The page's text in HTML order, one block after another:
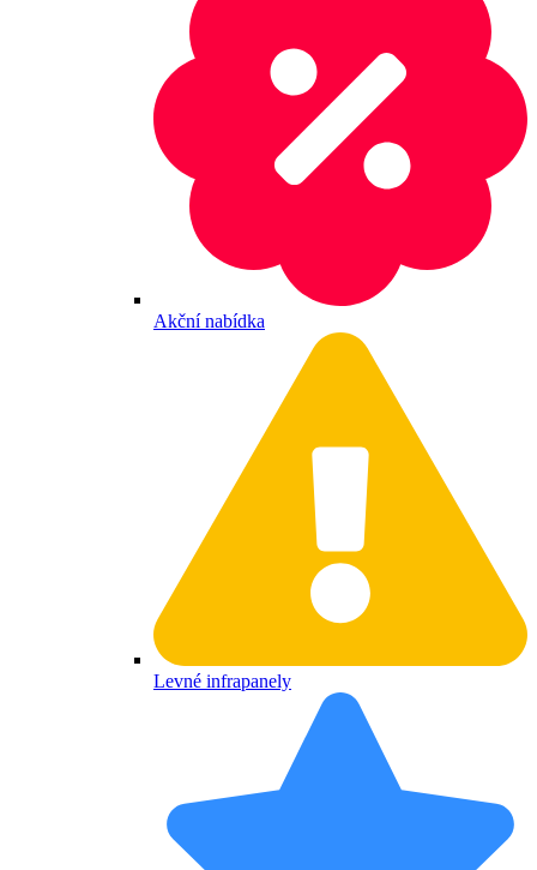
Akční nabídka
Levné infrapanely